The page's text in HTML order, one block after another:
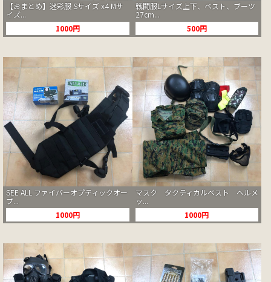
【おまとめ】迷彩服 Sサイズ x4 Mサ
イズ...
1000円
戦闘服Lサイズ上下、ベスト、ブーツ
27cm...
500円
SEE ALL ファイバーオプティックオー
プ...
1000円
マスク タクティカルベスト ヘルメ
ッ...
1000円